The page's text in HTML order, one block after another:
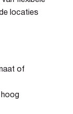
locaties
of